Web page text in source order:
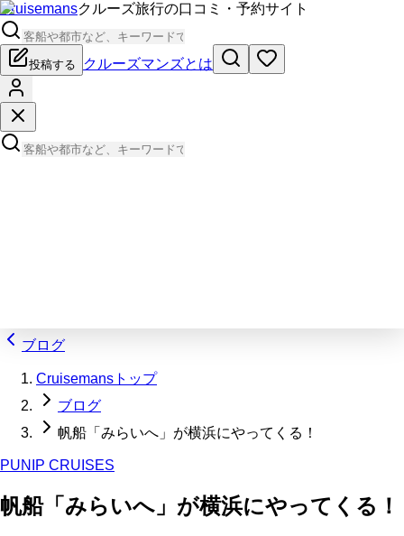
Cruisemansクルーズ旅行の口コミ・予約サイト
投稿する クルーズマンズとは
ブログ
Cruisemansトップ
ブログ
帆船「みらいへ」が横浜にやってくる！
PUNIP CRUISES
帆船「みらいへ」が横浜にやってくる！